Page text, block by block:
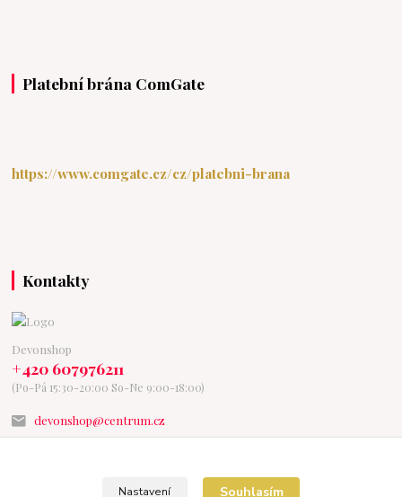
Platební brána ComGate
https://www.comgate.cz/cz/platebni-brana
Kontakty
Devonshop
+420 607976211
(Po-Pá 15:30-20:00 So-Ne 9:00-18:00)
devonshop@centrum.cz
Nastavení Souhlasím